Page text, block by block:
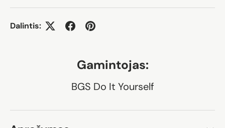
Dalintis:
Gamintojas:
BGS Do It Yourself